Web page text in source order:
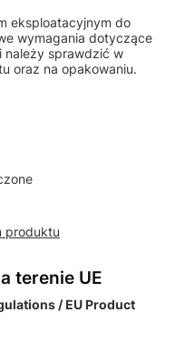
eksploatacyjnym do
wymagania dotyczące
należy sprawdzić w
oraz na opakowaniu.
produktu
terenie UE
/ EU Product